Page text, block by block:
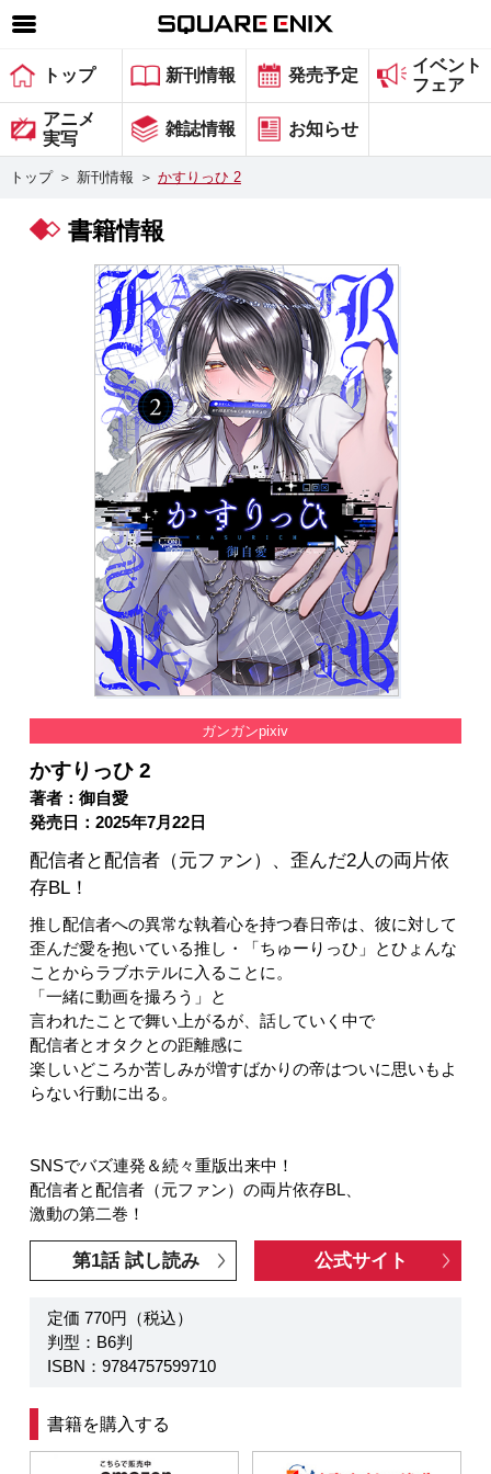
SQUARE ENIX 公式サイトメニュー
ゲーム
マガジン＆ブックス
グッズ
会社情報 採用情報
スクウェア・エニックス サイト内検索
トップ 新刊情報 発売予定
イベント
フェア
アニメ
実写
雑誌情報 お知らせ
トップ ＞ 新刊情報 ＞ かすりっひ 2
書籍情報
ガンガンpixiv
かすりっひ 2
著者：御自愛
発売日：2025年7月22日
配信者と配信者（元ファン）、歪んだ2人の両片依
存BL！
推し配信者への異常な執着心を持つ春日帝は、彼に対して
歪んだ愛を抱いている推し・「ちゅーりっひ」とひょんな
ことからラブホテルに入ることに。
「一緒に動画を撮ろう」と
言われたことで舞い上がるが、話していく中で
配信者とオタクとの距離感に
楽しいどころか苦しみが増すばかりの帝はついに思いもよ
らない行動に出る。
SNSでバズ連発＆続々重版出来中！
配信者と配信者（元ファン）の両片依存BL、
激動の第二巻！
第1話 試し読み 公式サイト
定価 770円（税込）
判型：B6判
ISBN：9784757599710
書籍を購入する